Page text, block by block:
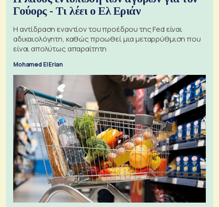
Γούορς - Τι λέει ο Ελ Εριάν
Η αντίδραση εναντίον του προέδρου της Fed είναι
αδικαιολόγητη, καθώς προωθεί μια μεταρρύθμιση που
είναι απολύτως απαραίτητη
Mohamed El Erian